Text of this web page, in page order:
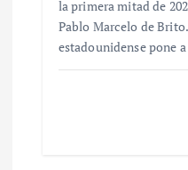
la primera mitad de
Pablo Marcelo de
estadounidense pone